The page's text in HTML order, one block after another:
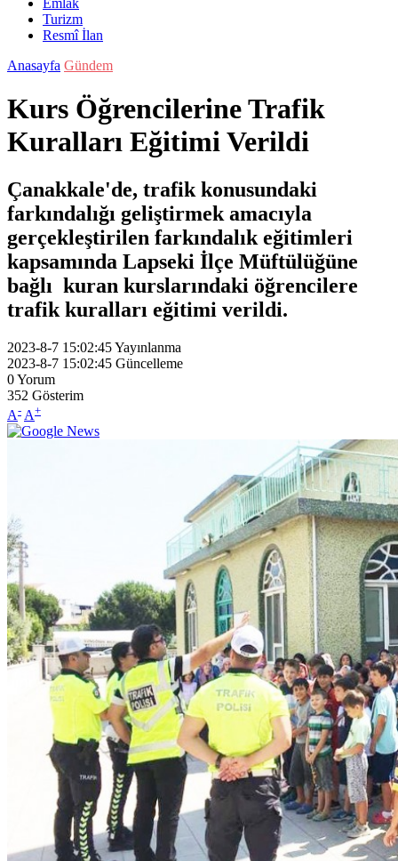
Emlak
Turizm
Resmî İlan
Anasayfa Gündem
Kurs Öğrencilerine Trafik
Kuralları Eğitimi Verildi
Çanakkale'de, trafik konusundaki
farkındalığı geliştirmek amacıyla
gerçekleştirilen farkındalık eğitimleri
kapsamında Lapseki İlçe Müftülüğüne
bağlı kuran kurslarındaki öğrencilere
trafik kuralları eğitimi verildi.
2023-8-7 15:02:45Yayınlanma
2023-8-7 15:02:45 Güncelleme
0Yorum
352 Gösterim
A- A+